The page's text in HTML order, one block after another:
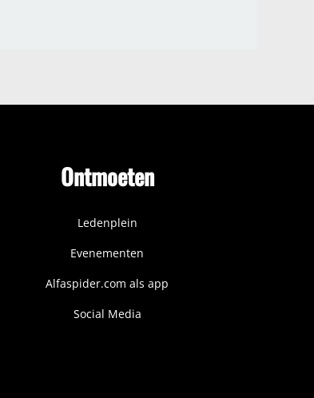
Ontmoeten
Ledenplein
Evenementen
Alfaspider.com als app
Social Media